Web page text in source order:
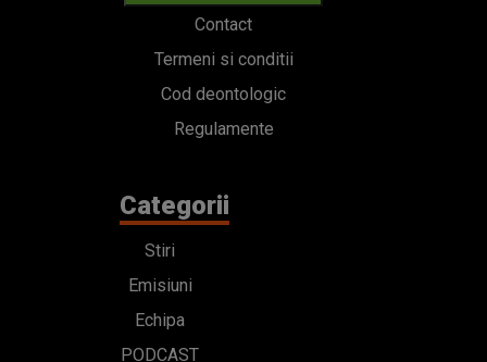
Contact
Termeni si conditii
Cod deontologic
Regulamente
Categorii
Stiri
Emisiuni
Echipa
PODCAST